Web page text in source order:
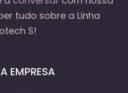
tudo sobre a Linha
S!
EMPRESA